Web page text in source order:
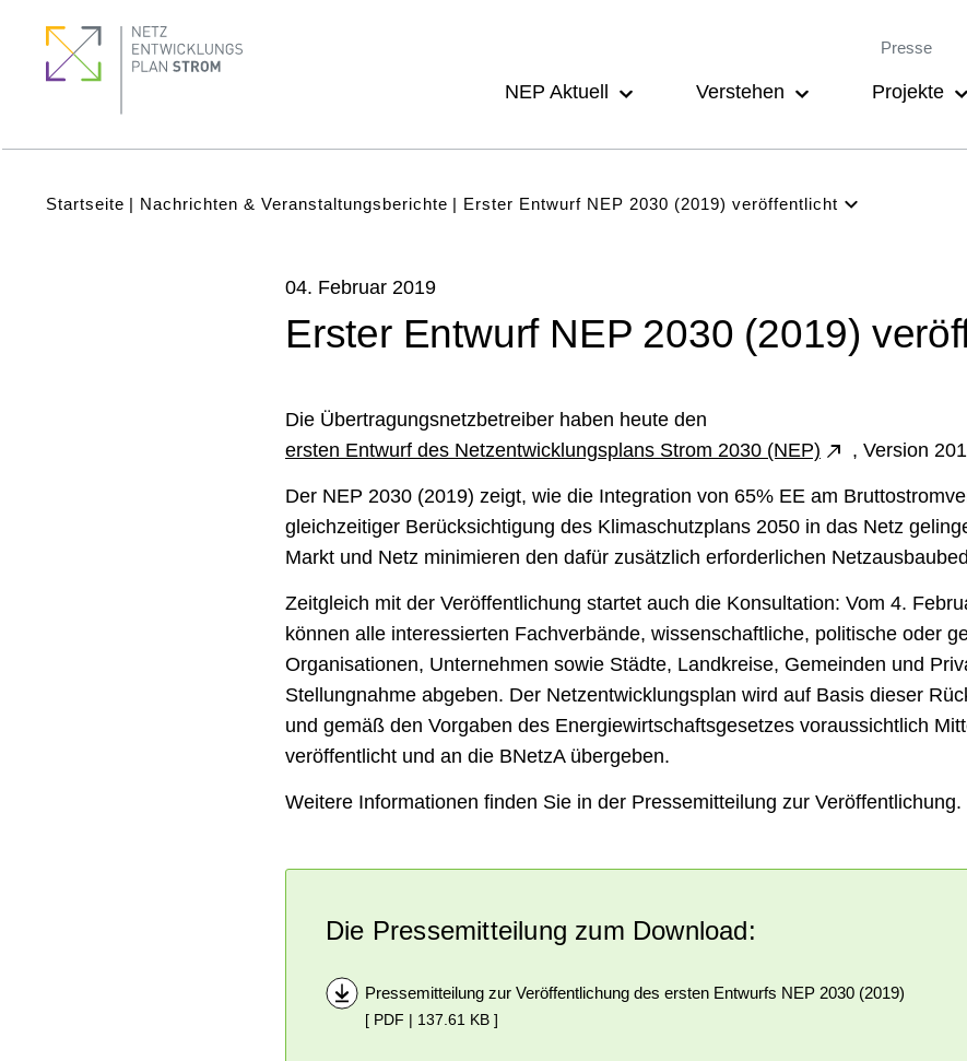
Inhalt
NEP Aktuell
Verstehen Projekte
Meta-
Presse
(Main)Pfadnavigation
Startseite Nachrichten & Veranstaltungsberichte
Erster Entwurf NEP 2030 (2019) veröffentlicht
Projekte
04. Februar 2019
Erster Entwurf NEP 2030 (2019)
Die Übertragungsnetzbetreiber haben heute den
ersten Entwurf des Netzentwicklungsplans Strom 2030 (NEP)
, Version
Der NEP 2030 (2019) zeigt, wie die Integration von 65% EE am
gleichzeitiger Berücksichtigung des Klimaschutzplans 2050 in das Netz
Markt und Netz minimieren den dafür zusätzlich erforderlichen
Zeitgleich mit der Veröffentlichung startet auch die Konsultation: Vom 4.
können alle interessierten Fachverbände, wissenschaftliche, politische oder
Organisationen, Unternehmen sowie Städte, Landkreise, Gemeinden und
Stellungnahme abgeben. Der Netzentwicklungsplan wird auf Basis dieser
und gemäß den Vorgaben des Energiewirtschaftsgesetzes voraussichtlich
veröffentlicht und an die BNetzA übergeben.
Weitere Informationen finden Sie in der Pressemitteilung zur Veröffentlichung.
Die Pressemitteilung zum Download:
Pressemitteilung zur Veröffentlichung des ersten Entwurfs NEP 2030 (2019)
[ PDF | 137.61 KB ]
Menu
quick
links